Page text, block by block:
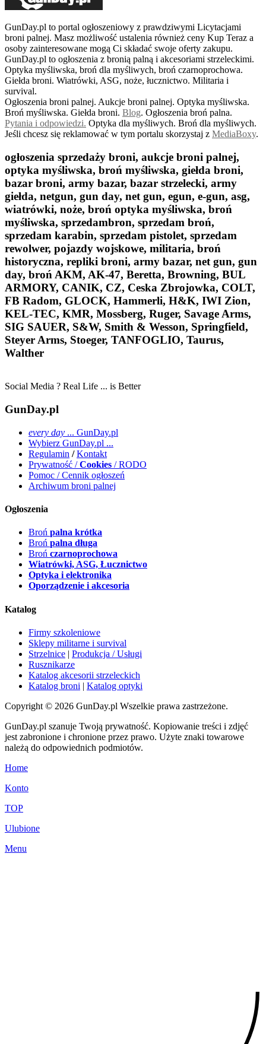
GunDay.pl to portal ogłoszeniowy z prawdziwymi Licytacjami
broni palnej. Masz możliwość ustalenia również ceny Kup Teraz a
osoby zainteresowane mogą Ci składać swoje oferty zakupu.
GunDay.pl to ogłoszenia z bronią palną i akcesoriami strzeleckimi.
Optyka myśliwska, broń dla myśliwych, broń czarnoprochowa.
Giełda broni. Wiatrówki, ASG, noże, łucznictwo. Militaria i
survival.
Ogłoszenia broni palnej. Aukcje broni palnej. Optyka myśliwska.
Broń myśliwska. Giełda broni. Blog. Ogłoszenia broń palna.
Pytania i odpowiedzi. Optyka dla myśliwych. Broń dla myśliwych.
Jeśli chcesz się reklamować w tym portalu skorzystaj z MediaBoxy.
ogłoszenia sprzedaży broni, aukcje broni palnej,
optyka myśliwska, broń myśliwska, giełda broni,
bazar broni, army bazar, bazar strzelecki, army
giełda, netgun, gun day, net gun, egun, e-gun, asg,
wiatrówki, noże, broń optyka myśliwska, broń
myśliwska, sprzedambron, sprzedam broń,
sprzedam karabin, sprzedam pistolet, sprzedam
rewolwer, pojazdy wojskowe, militaria, broń
historyczna, repliki broni, army bazar, net gun, gun
day, broń AKM, AK-47, Beretta, Browning, BUL
ARMORY, CANIK, CZ, Ceska Zbrojowka, COLT,
FB Radom, GLOCK, Hammerli, H&K, IWI Zion,
KEL-TEC, KMR, Mossberg, Ruger, Savage Arms,
SIG SAUER, S&W, Smith & Wesson, Springfield,
Steyer Arms, Stoeger, TANFOGLIO, Taurus,
Walther
Social Media ? Real Life ... is Better
GunDay.pl
every day ... GunDay.pl
Wybierz GunDay.pl ...
Regulamin / Kontakt
Prywatność /Cookies / RODO
Pomoc / Cennik ogłoszeń
Archiwum broni palnej
Ogłoszenia
Broń palna krótka
Broń palna długa
Broń czarnoprochowa
Wiatrówki, ASG, Łucznictwo
Optyka i elektronika
Oporządzenie i akcesoria
Katalog
Firmy szkoleniowe
Sklepy militarne i survival
Strzelnice | Produkcja / Usługi
Rusznikarze
Katalog akcesorii strzeleckich
Katalog broni | Katalog optyki
Copyright © 2026 GunDay.pl Wszelkie prawa zastrzeżone.
GunDay.pl szanuje Twoją prywatność. Kopiowanie treści i zdjęć
jest zabronione i chronione przez prawo. Użyte znaki towarowe
należą do odpowiednich podmiotów.
Home
Konto
TOP
Ulubione
Menu